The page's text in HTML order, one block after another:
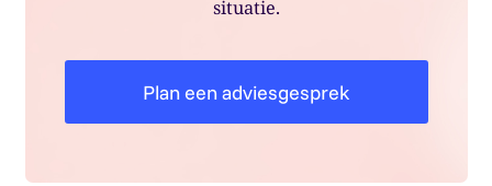
situatie.
Plan een adviesgesprek